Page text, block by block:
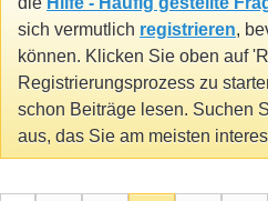
sich vermutlich registrieren,
können. Klicken Sie oben auf
Registrierungsprozess zu
schon Beiträge lesen. Suchen
aus, das Sie am meisten